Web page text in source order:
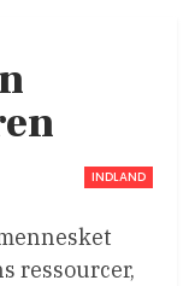
INDLAND
ressourcer,